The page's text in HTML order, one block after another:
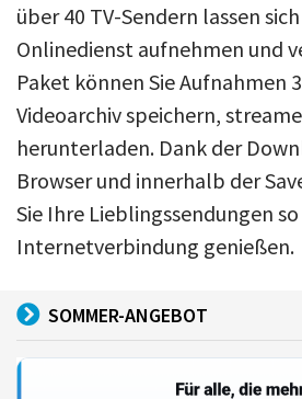
über 40 TV-Sendern lassen
Onlinedienst aufnehmen und
Paket können Sie Aufnahmen
Videoarchiv speichern,
herunterladen. Dank der
Browser und innerhalb der
Sie Ihre Lieblingssendungen
Internetverbindung genießen.
SOMMER-ANGEBOT